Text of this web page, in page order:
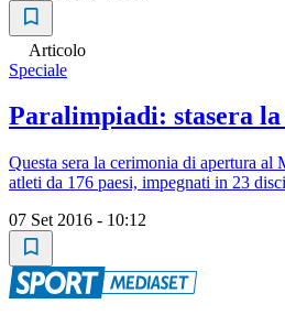
Articolo
Speciale
Paralimpiadi: stasera
Questa sera la cerimonia di apertura al
atleti da 176 paesi, impegnati in 23
07 Set 2016 - 10:12